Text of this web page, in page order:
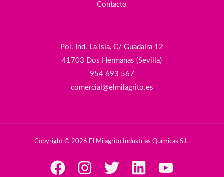
Contacto
Pol. Ind. La Isla, C/ Guadaira 12
41703 Dos Hermanas (Sevilla)
954 693 567
comercial@elmilagrito.es
Copyright © 2026 El Milagrito Industrias Químicas S.L.